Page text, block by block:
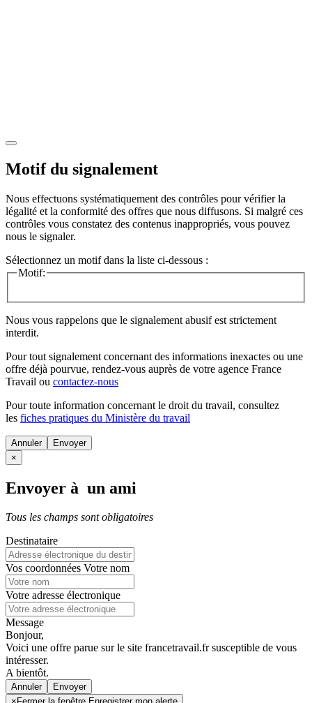
Motif du signalement
Nous effectuons systématiquement des contrôles pour vérifier la
légalité et la conformité des offres que nous diffusons. Si malgré ces
contrôles vous constatez des contenus inappropriés, vous pouvez
nous le signaler.
Sélectionnez un motif dans la liste ci-dessous :
Motif:
Nous vous rappelons que le signalement abusif est strictement
interdit.
Pour tout signalement concernant des informations inexactes ou une
offre déjà pourvue, rendez-vous auprès de votre agence France
Travail ou contactez-nous
Pour toute information concernant le droit du travail, consultez
les fiches pratiques du Ministère du travail
Annuler
×
Envoyer à un ami
Tous les champs sont obligatoires
Destinataire
Vos coordonnées Votre nom
Votre adresse électronique
Message
Bonjour,
Voici une offre parue sur le site francetravail.fr susceptible de vous
intéresser.
A bientôt.
Annuler